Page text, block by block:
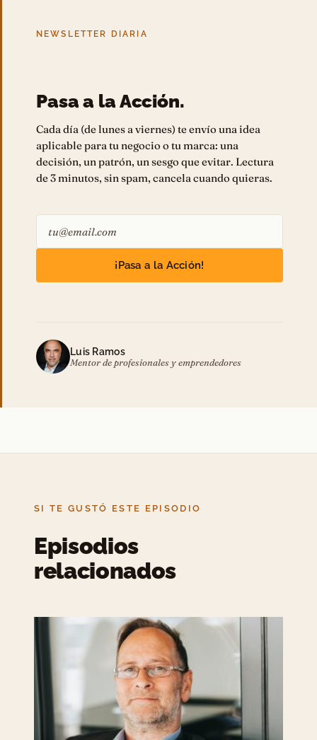
NEWSLETTER DIARIA
Pasa a la Acción.
Cada día (de lunes a viernes) te envío una idea
aplicable para tu negocio o tu marca: una
decisión, un patrón, un sesgo que evitar. Lectura
de 3 minutos, sin spam, cancela cuando quieras.
¡Pasa a la Acción!
Luis Ramos
Mentor de profesionales y emprendedores
SI TE GUSTÓ ESTE EPISODIO
Episodios
relacionados